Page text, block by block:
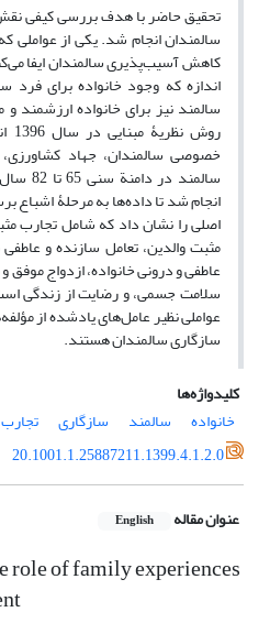
تحقیق حاضر با هدف بررسی کیفی
سالمندان انجام شد. یکی از
کاهش آسیب‌پذیری سالمندان ایفا
اندازه که وجود خانواده برای فرد
سالمند نیز برای خانواده ارزشمند
اصلی را نشان داد که شامل تجارب
مثبت والدین، تعامل سازنده و
عاطفی و درونی خانواده، ازدواج موفق
سلامت جسمی، و رضایت از زندگی
عواملی نظیر عامل‌های یادشده از
سازگاری سالمندان هستند.
کلیدواژه‌ها
خانواده
سالمند سازگاری تجارب
20.1001.1.25887211.1399.4.1.2.0
عنوان مقاله English
role of family experiences